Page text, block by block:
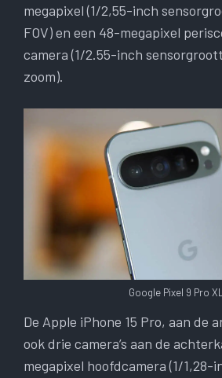
megapixel (1/2,55-inch
FOV) en een 48-megapixel
camera (1/2.55-inch
zoom).
Google Pixel 9 Pro XL
De Apple iPhone 15 Pro, aan de
ook drie camera’s aan de
megapixel hoofdcamera (1/1,28-